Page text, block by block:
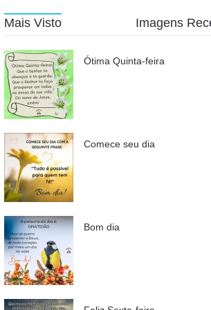
Mais Visto Imagens
Ótima Quinta-feira
Comece seu dia
Bom dia